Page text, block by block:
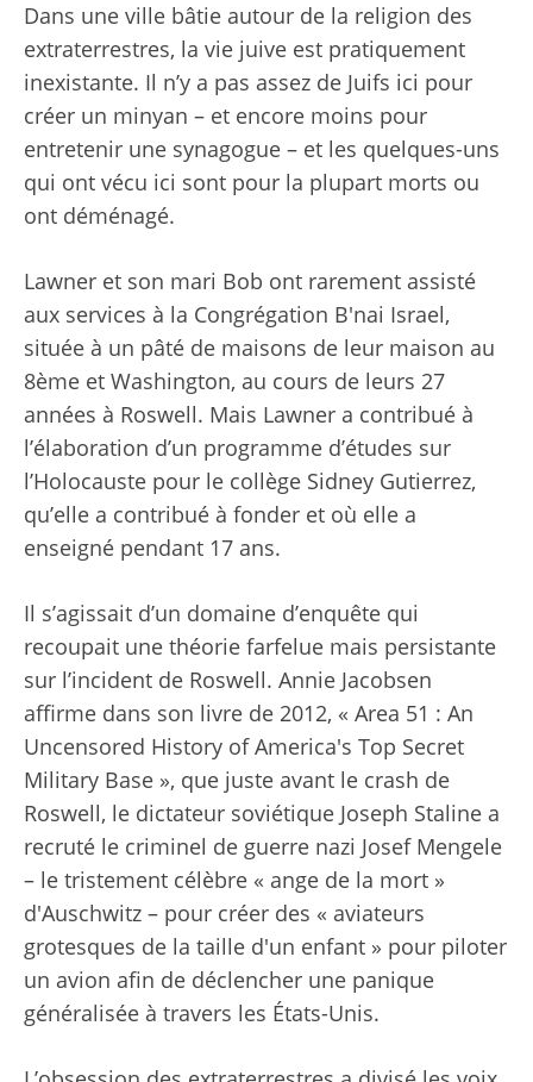
Dans une ville bâtie autour de la religion des
extraterrestres, la vie juive est pratiquement
inexistante. Il n’y a pas assez de Juifs ici pour
créer un minyan – et encore moins pour
entretenir une synagogue – et les quelques-uns
qui ont vécu ici sont pour la plupart morts ou
ont déménagé.
Lawner et son mari Bob ont rarement assisté
aux services à la Congrégation B'nai Israel,
située à un pâté de maisons de leur maison au
8ème et Washington, au cours de leurs 27
années à Roswell. Mais Lawner a contribué à
l’élaboration d’un programme d’études sur
l’Holocauste pour le collège Sidney Gutierrez,
qu’elle a contribué à fonder et où elle a
enseigné pendant 17 ans.
Il s’agissait d’un domaine d’enquête qui
recoupait une théorie farfelue mais persistante
sur l’incident de Roswell. Annie Jacobsen
affirme dans son livre de 2012, « Area 51 : An
Uncensored History of America's Top Secret
Military Base », que juste avant le crash de
Roswell, le dictateur soviétique Joseph Staline a
recruté le criminel de guerre nazi Josef Mengele
– le tristement célèbre « ange de la mort »
d'Auschwitz – pour créer des « aviateurs
grotesques de la taille d'un enfant » pour piloter
un avion afin de déclencher une panique
généralisée à travers les États-Unis.